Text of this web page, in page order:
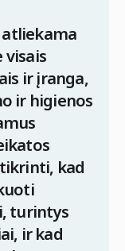
ir įranga,
ir higienos
kad
turintys
ir kad